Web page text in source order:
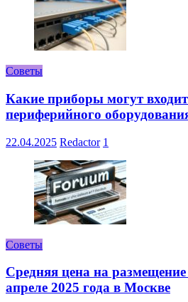
Советы
Какие приборы могут
периферийного
22.04.2025 Redactor 1
Советы
Средняя цена на
апреле 2025 года в Москве